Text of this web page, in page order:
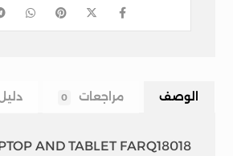
الوصف مراجعات 0
AND TABLET FARQ18018